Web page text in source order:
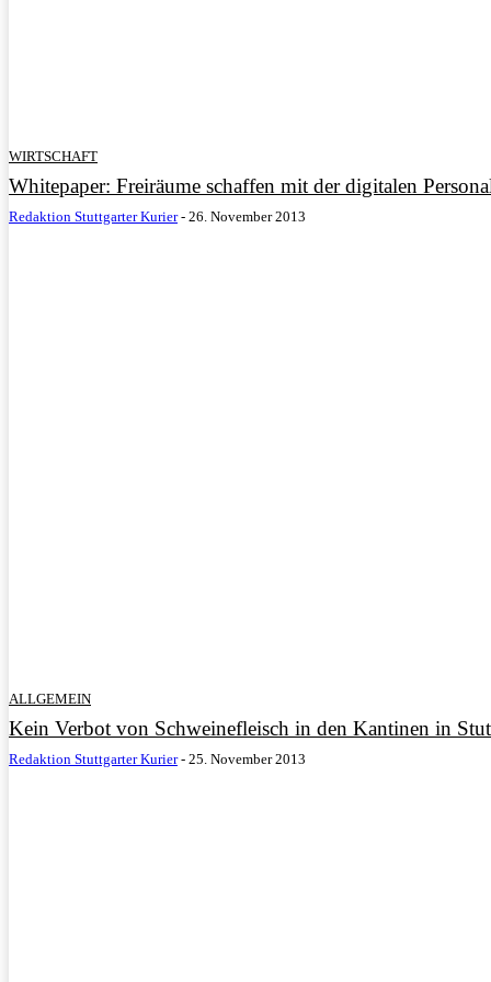
WIRTSCHAFT
Whitepaper: Freiräume schaffen mit der digitalen
Redaktion Stuttgarter Kurier - 26. November 2013
ALLGEMEIN
Kein Verbot von Schweinefleisch in den Kantinen in
Redaktion Stuttgarter Kurier - 25. November 2013